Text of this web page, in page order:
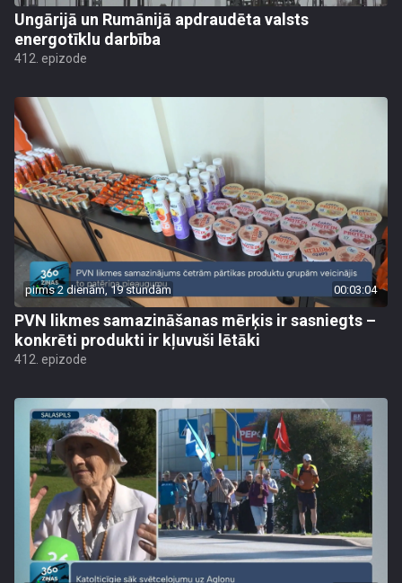
Ungārijā un Rumānijā apdraudēta valsts
energotīklu darbība
412. epizode
pirms 2 dienām, 19 stundām 00:03:04
PVN likmes samazināšanas mērķis ir sasniegts –
konkrēti produkti ir kļuvuši lētāki
412. epizode